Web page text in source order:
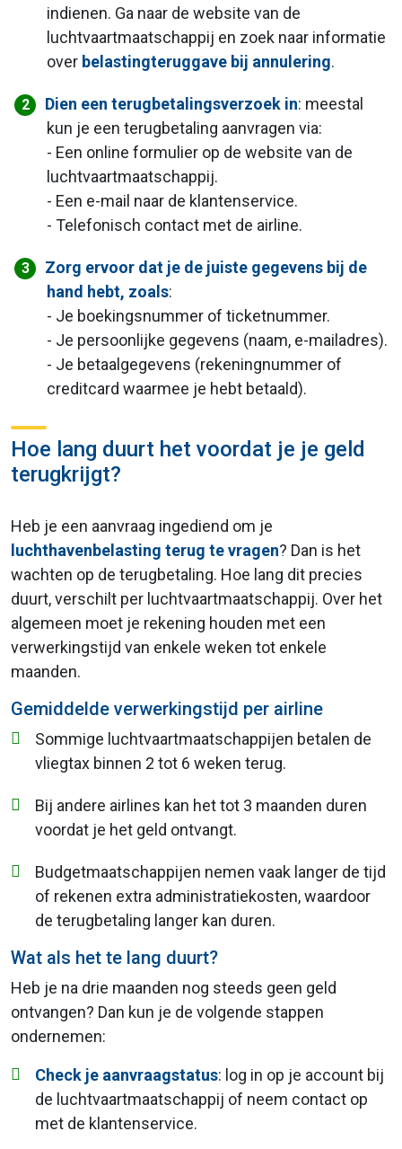
indienen. Ga naar de website van de
luchtvaartmaatschappij en zoek naar informatie
over belastingteruggave bij annulering.
Dien een terugbetalingsverzoek in: meestal
kun je een terugbetaling aanvragen via:
- Een online formulier op de website van de
luchtvaartmaatschappij.
- Een e-mail naar de klantenservice.
- Telefonisch contact met de airline.
Zorg ervoor dat je de juiste gegevens bij de
hand hebt, zoals:
- Je boekingsnummer of ticketnummer.
- Je persoonlijke gegevens (naam, e-mailadres).
- Je betaalgegevens (rekeningnummer of
creditcard waarmee je hebt betaald).
Hoe lang duurt het voordat je je geld
terugkrijgt?
Heb je een aanvraag ingediend om je
luchthavenbelasting terug te vragen? Dan is het
wachten op de terugbetaling. Hoe lang dit precies
duurt, verschilt per luchtvaartmaatschappij. Over het
algemeen moet je rekening houden met een
verwerkingstijd van enkele weken tot enkele
maanden.
Gemiddelde verwerkingstijd per airline
Sommige luchtvaartmaatschappijen betalen de
vliegtax binnen 2 tot 6 weken terug.
Bij andere airlines kan het tot 3 maanden duren
voordat je het geld ontvangt.
Budgetmaatschappijen nemen vaak langer de tijd
of rekenen extra administratiekosten, waardoor
de terugbetaling langer kan duren.
Wat als het te lang duurt?
Heb je na drie maanden nog steeds geen geld
ontvangen? Dan kun je de volgende stappen
ondernemen:
Check je aanvraagstatus: log in op je account bij
de luchtvaartmaatschappij of neem contact op
met de klantenservice.